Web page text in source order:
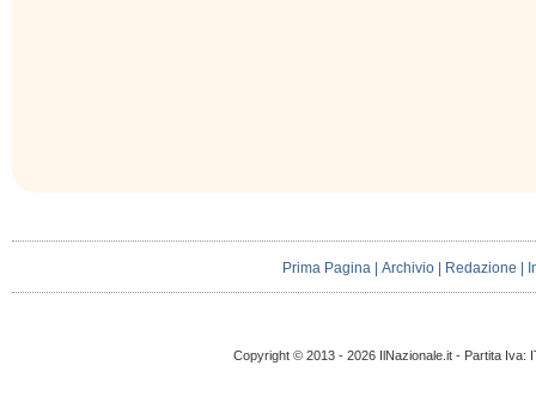
Prima Pagina |Archivio Redazione
Copyright © 2013 - 2026 IlNazionale.it - Partita Iva: